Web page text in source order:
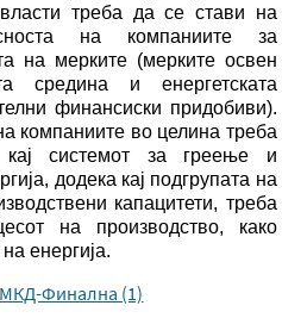
треба да се стави на
на компаниите за
на мерките (мерките освен
средина и енергетската
финансиски придобиви).
компаниите во целина треба
системот за греење и
додека кај подгрупата на
капацитети, треба
на производство, како
енергија.
МКД-Финална (1)